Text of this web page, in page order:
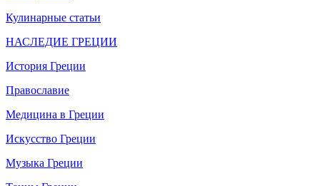
Кулинарные статьи
НАСЛЕДИЕ ГРЕЦИИ
История Греции
Православие
Медицина в Греции
Искусство Греции
Музыка Греции